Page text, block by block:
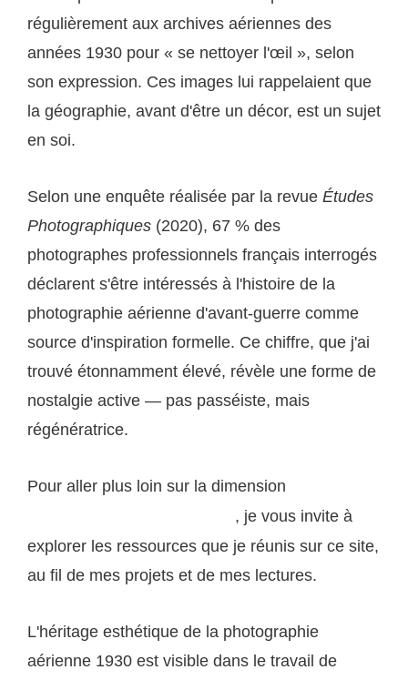
régulièrement aux archives aériennes des
années 1930 pour « se nettoyer l'œil », selon
son expression. Ces images lui rappelaient que
la géographie, avant d'être un décor, est un sujet
en soi.
Selon une enquête réalisée par la revue Études
Photographiques (2020), 67 % des
photographes professionnels français interrogés
déclarent s'être intéressés à l'histoire de la
photographie aérienne d'avant-guerre comme
source d'inspiration formelle. Ce chiffre, que j'ai
trouvé étonnamment élevé, révèle une forme de
nostalgie active — pas passéiste, mais
régénératrice.
Pour aller plus loin sur la dimension
, je vous invite à
explorer les ressources que je réunis sur ce site,
au fil de mes projets et de mes lectures.
L'héritage esthétique de la photographie
aérienne 1930 est visible dans le travail de